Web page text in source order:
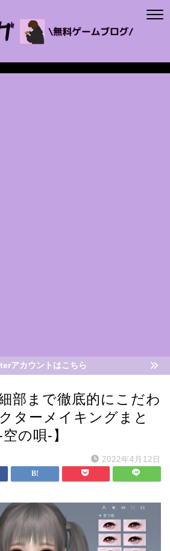
アカウントはこちら
部まで徹底的にこだわ
ターメイキングまと
の唄-】
2022年4月12日